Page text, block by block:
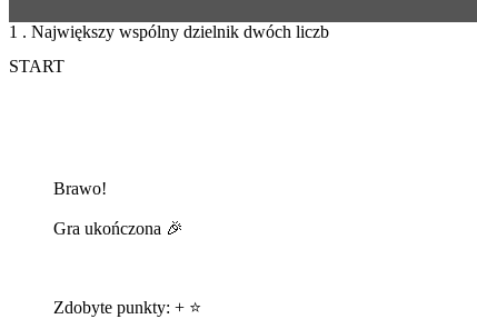
1 . Największy wspólny dzielnik dwóch liczb
START
Brawo!
Gra ukończona 🎉
Zdobyte punkty: +⭐